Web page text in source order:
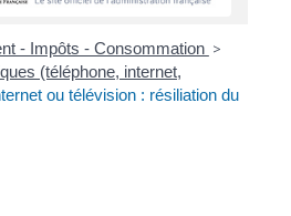
- Impôts - Consommation >
(téléphone, internet,
ou télévision : résiliation du